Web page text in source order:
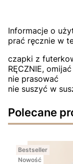
Informacje o
prać ręcznie w
czapki z
RĘCZNIE,
nie prasować
nie suszyć w
Polecane
Bestseller
Nowość